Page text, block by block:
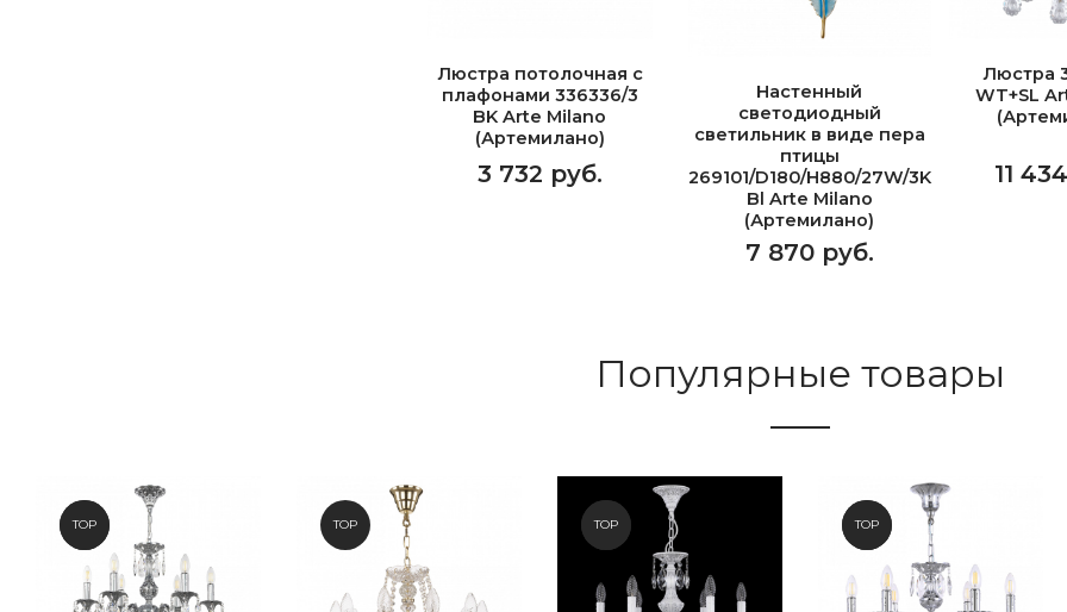
Люстра потолочная с
плафонами 336336/3
BK Arte Milano
(Артемилано)
3 732 руб.
Настенный
светодиодный
светильник в виде пера
птицы
269101/D180/H880/27W/3K
Bl Arte Milano
(Артемилано)
7 870 руб.
Люстра
WT+SL
11
Популярные товары
NEW
TOP TOP NEW
TOP NEW
TOP